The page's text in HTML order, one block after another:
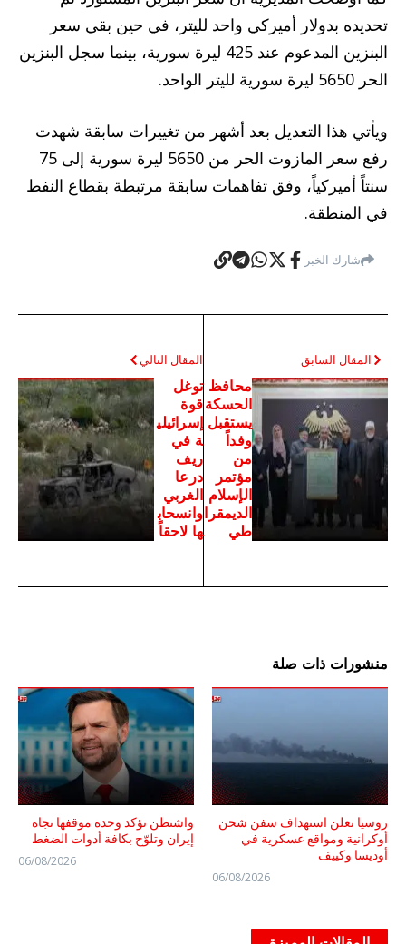
تحديده بدولار أميركي واحد لليتر، في حين بقي سعر
البنزين المدعوم عند 425 ليرة سورية، بينما سجل البنزين
الحر 5650 ليرة سورية لليتر الواحد.
ويأتي هذا التعديل بعد أشهر من تغييرات سابقة شهدت
رفع سعر المازوت الحر من 5650 ليرة سورية إلى 75
سنتاً أميركياً، وفق تفاهمات سابقة مرتبطة بقطاع النفط
في المنطقة.
شارك الخبر
المقال السابق
محافظ
الحسكة
يستقبل
وفداً
من
مؤتمر
الإسلام
الديمقرا
طي
المقال التالي
توغل
قوة
إسرائيلي
ة في
ريف
درعا
الغربي
وانسحاب
ها لاحقاً
منشورات ذات صلة
روسيا تعلن استهداف سفن شحن
أوكرانية ومواقع عسكرية في
أوديسا وكييف
06/08/2026
واشنطن تؤكد وحدة موقفها تجاه
إيران وتلوّح بكافة أدوات الضغط
06/08/2026